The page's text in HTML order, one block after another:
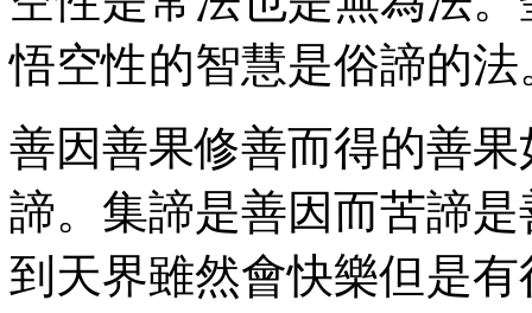
悟空性的智慧是俗諦的
善因善果修善而得的善
諦。集諦是善因而苦諦
到天界雖然會快樂但是